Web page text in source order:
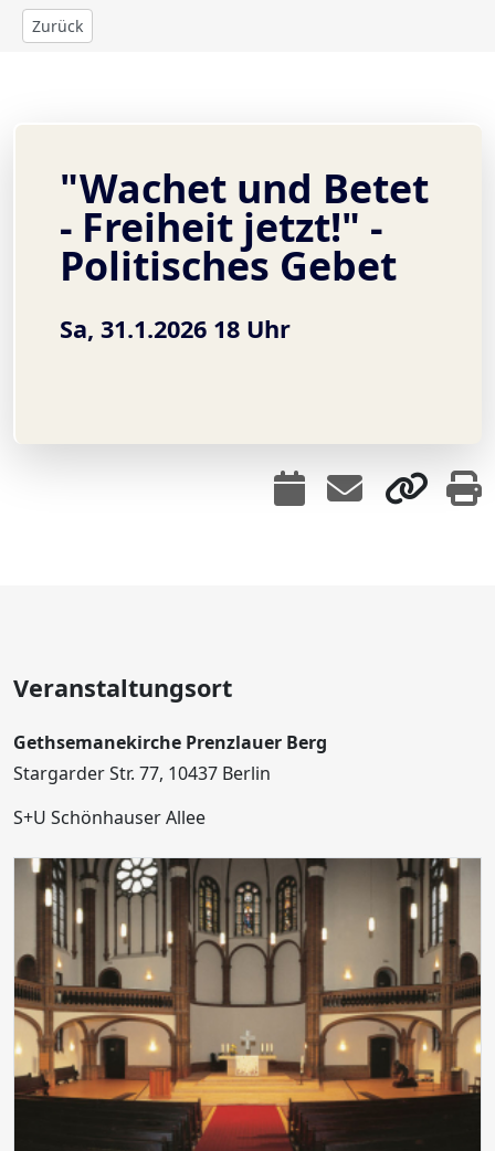
Zurück
"Wachet und Betet
- Freiheit jetzt!" -
Politisches Gebet
Sa, 31.1.2026 18 Uhr
Veranstaltungsort
Gethsemanekirche Prenzlauer Berg
Stargarder Str. 77, 10437 Berlin
S+U Schönhauser Allee